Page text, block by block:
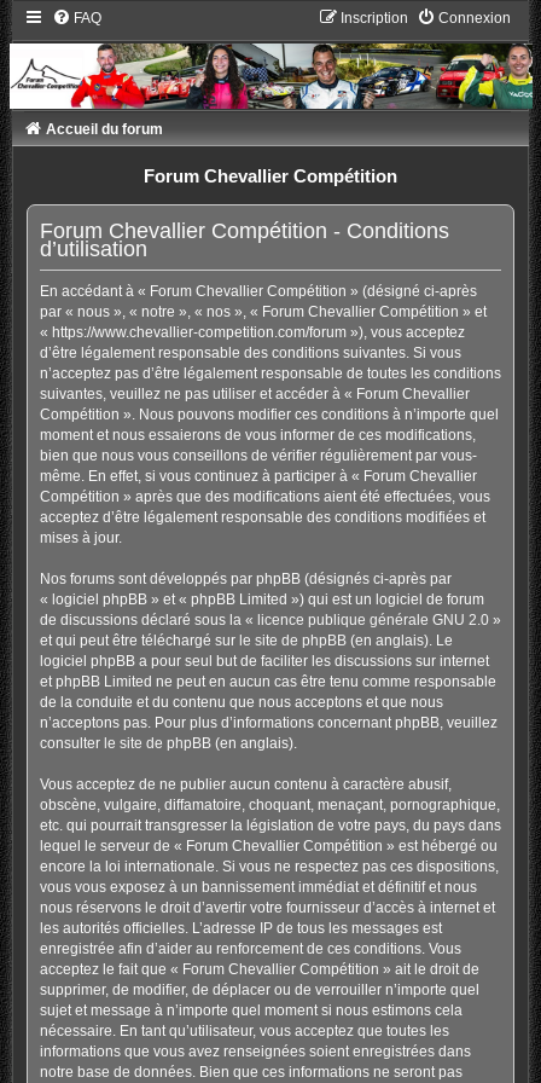
FAQ Connexion
Inscription
Accueil du forum
Forum Chevallier Compétition
Forum Chevallier Compétition - Conditions
d’utilisation
En accédant à « Forum Chevallier Compétition » (désigné ci-après
par « nous », « notre », « nos », « Forum Chevallier Compétition » et
« https://www.chevallier-competition.com/forum »), vous acceptez
d’être légalement responsable des conditions suivantes. Si vous
n’acceptez pas d’être légalement responsable de toutes les conditions
suivantes, veuillez ne pas utiliser et accéder à « Forum Chevallier
Compétition ». Nous pouvons modifier ces conditions à n’importe quel
moment et nous essaierons de vous informer de ces modifications,
bien que nous vous conseillons de vérifier régulièrement par vous-
même. En effet, si vous continuez à participer à « Forum Chevallier
Compétition » après que des modifications aient été effectuées, vous
acceptez d’être légalement responsable des conditions modifiées et
mises à jour.
Nos forums sont développés par phpBB (désignés ci-après par
« logiciel phpBB » et « phpBB Limited ») qui est un logiciel de forum
de discussions déclaré sous la « licence publique générale GNU 2.0»
et qui peut être téléchargé sur le site de phpBB(en anglais). Le
logiciel phpBB a pour seul but de faciliter les discussions sur internet
et phpBB Limited ne peut en aucun cas être tenu comme responsable
de la conduite et du contenu que nous acceptons et que nous
n’acceptons pas. Pour plus d’informations concernant phpBB, veuillez
consulter le site de phpBB(en anglais).
Vous acceptez de ne publier aucun contenu à caractère abusif,
obscène, vulgaire, diffamatoire, choquant, menaçant, pornographique,
etc. qui pourrait transgresser la législation de votre pays, du pays dans
lequel le serveur de « Forum Chevallier Compétition » est hébergé ou
encore la loi internationale. Si vous ne respectez pas ces dispositions,
vous vous exposez à un bannissement immédiat et définitif et nous
nous réservons le droit d’avertir votre fournisseur d’accès à internet et
les autorités officielles. L’adresse IP de tous les messages est
enregistrée afin d’aider au renforcement de ces conditions. Vous
acceptez le fait que « Forum Chevallier Compétition » ait le droit de
supprimer, de modifier, de déplacer ou de verrouiller n’importe quel
sujet et message à n’importe quel moment si nous estimons cela
nécessaire. En tant qu’utilisateur, vous acceptez que toutes les
informations que vous avez renseignées soient enregistrées dans
notre base de données. Bien que ces informations ne seront pas